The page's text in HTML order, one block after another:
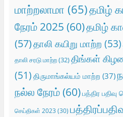
மாற்றலாமா (65)தமிழ்
நேரம் 2025 (60)தமிழ்
(57)தாலி கயிறு மாற்ற (53)
தாலி சரடு மாற்ற(32)திங்கள்
(51) திருமாங்கல்யம் மாற்ற (37)
நல்ல நேரம்(60)பத்திர
செய்திகள் 2023 (30)